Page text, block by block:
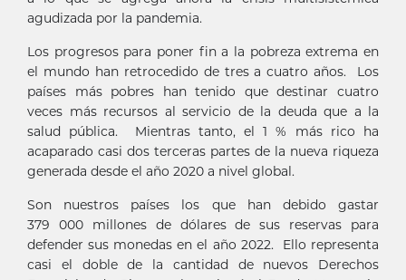
agudizada por la pandemia.
Los progresos para poner fin a la pobreza extrema en
el mundo han retrocedido de tres a cuatro años. Los
países más pobres han tenido que destinar cuatro
veces más recursos al servicio de la deuda que a la
salud pública. Mientras tanto, el 1 % más rico ha
acaparado casi dos terceras partes de la nueva riqueza
generada desde el año 2020 a nivel global.
Son nuestros países los que han debido gastar
379 000 millones de dólares de sus reservas para
defender sus monedas en el año 2022. Ello representa
casi el doble de la cantidad de nuevos Derechos